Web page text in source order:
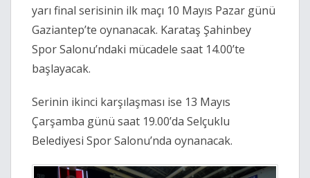
yarı final serisinin ilk maçı 10 Mayıs Pazar günü
Gaziantep’te oynanacak. Karataş Şahinbey
Spor Salonu’ndaki mücadele saat 14.00’te
başlayacak.
Serinin ikinci karşılaşması ise 13 Mayıs
Çarşamba günü saat 19.00’da Selçuklu
Belediyesi Spor Salonu’nda oynanacak.